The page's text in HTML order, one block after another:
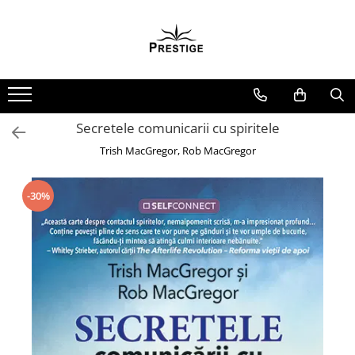
Noutati
Promotii
Pachete Speciale Carti
Spiritualitate - Ezoterism
Arte Divinatorii
Astrologie
Chiromantie
Dezvoltare Spirituala
KidConnection
New Illuminati Files
Secretele comunicarii cu spiritele
Trish MacGregor, Rob MacGregor
-30%